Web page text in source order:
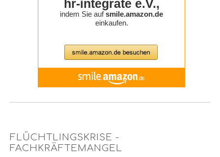
FLÜCHTLINGSKRISE -
FACHKRÄFTEMANGEL